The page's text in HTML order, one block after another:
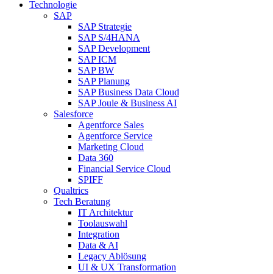
Technologie
SAP
SAP Strategie
SAP S/4HANA
SAP Development
SAP ICM
SAP BW
SAP Planung
SAP Business Data Cloud
SAP Joule & Business AI
Salesforce
Agentforce Sales
Agentforce Service
Marketing Cloud
Data 360
Financial Service Cloud
SPIFF
Qualtrics
Tech Beratung
IT Architektur
Toolauswahl
Integration
Data & AI
Legacy Ablösung
UI & UX Transformation